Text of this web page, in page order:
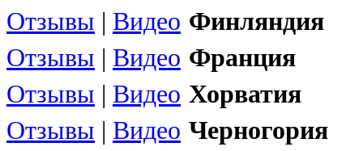
Отзывы | Видео Финляндия
Отзывы | Видео Франция
Отзывы | Видео Хорватия
Отзывы | Видео Черногория